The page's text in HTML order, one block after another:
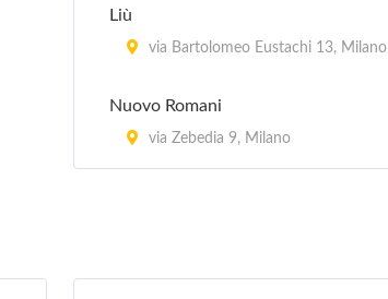
Liù
via Bartolomeo Eustachi 13, Milano
Nuovo Romani
via Zebedia 9, Milano